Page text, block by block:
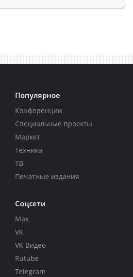
Популярное
Конференции
Специальные проекты
Маркет
Техника
ТВ
Печатные издания
Соцсети
Max
VK
VK Видео
Rutube
Telegram